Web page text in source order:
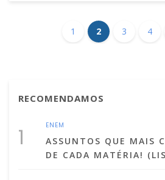
1 2 3 4
RECOMENDAMOS
1 ENEM
ASSUNTOS QUE MAIS
DE CADA MATÉRIA!